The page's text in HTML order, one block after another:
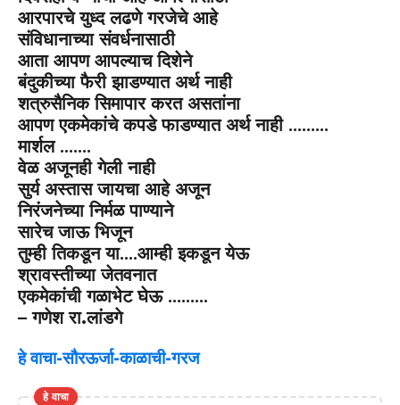
आरपारचे युध्द लढणे गरजेचे आहे
संविधानाच्या संवर्धनासाठी
आता आपण आपल्याच दिशेने
बंदुकीच्या फैरी झाडण्यात अर्थ नाही
शत्रुसैनिक सिमापार करत असतांना
आपण एकमेकांचे कपडे फाडण्यात अर्थ नाही ………
मार्शल …….
वेळ अजूनही गेली नाही
सुर्य अस्तास जायचा आहे अजून
निरंजनेच्या निर्मळ पाण्याने
सारेच जाऊ भिजून
तुम्ही तिकडून या….आम्ही इकडून येऊ
श्रावस्तीच्या जेतवनात
एकमेकांची गळाभेट घेऊ ………
–गणेश रा.लांडगे
हे वाचा-सौरऊर्जा-काळाची-गरज
हे वाचा